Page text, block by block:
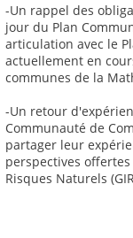
-Un rappel des
jour du Plan
articulation avec le
actuellement en
communes de la
-Un retour
Communauté de
partager leur
perspectives
Risques Naturels